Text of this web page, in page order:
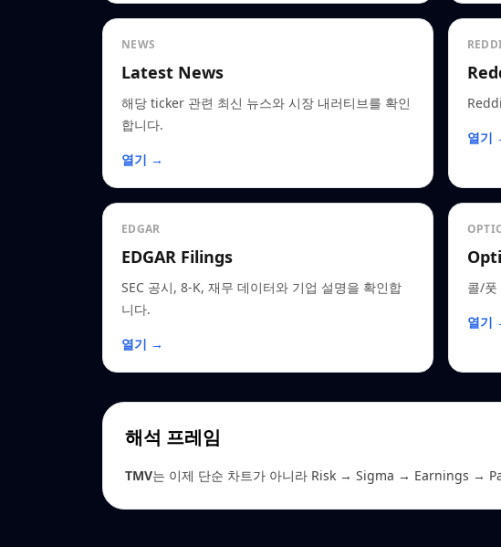
NEWS
Latest News
해당 ticker 관련 최신 뉴스와 시장 내러티브를 확인
합니다.
열기 →
열기
EDGAR
EDGAR Filings
SEC 공시, 8-K, 재무 데이터와 기업 설명을 확인합
니다.
열기 →
콜/풋
열기
해석 프레임
TMV는 이제 단순 차트가 아니라 Risk → Sigma → Earnings →